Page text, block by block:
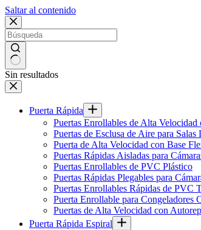
Saltar al contenido
Sin resultados
Puerta Rápida
Puertas Enrollables de Alta Velocidad
Puertas de Esclusa de Aire para Salas
Puerta de Alta Velocidad con Base
Puertas Rápidas Aisladas para
Puertas Enrollables de PVC Plástico
Puertas Rápidas Plegables para
Puertas Enrollables Rápidas de PVC
Puerta Enrollable para Congeladores
Puertas de Alta Velocidad con
Puerta Rápida Espiral